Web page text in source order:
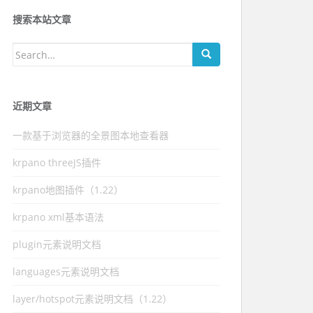
搜索本站文章
Search for:
近期文章
一款基于浏览器的全景图本地查看器
krpano threeJS插件
krpano地图插件（1.22）
krpano xml基本语法
plugin元素说明文档
languages元素说明文档
layer/hotspot元素说明文档（1.22）